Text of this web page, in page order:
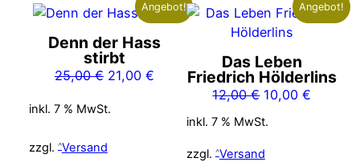
Angebot!
Denn der Hass
stirbt
25,00€ Ursprünglicher
war:
21,00 €Aktueller
inkl. 7 % MwSt.
zzgl. Versand
Angebot!
Das Leben
Friedrich Hölderlins
12,00€ Ursprünglicher
12,00 €
10,00€
inkl. 7 % MwSt.
zzgl. Versand